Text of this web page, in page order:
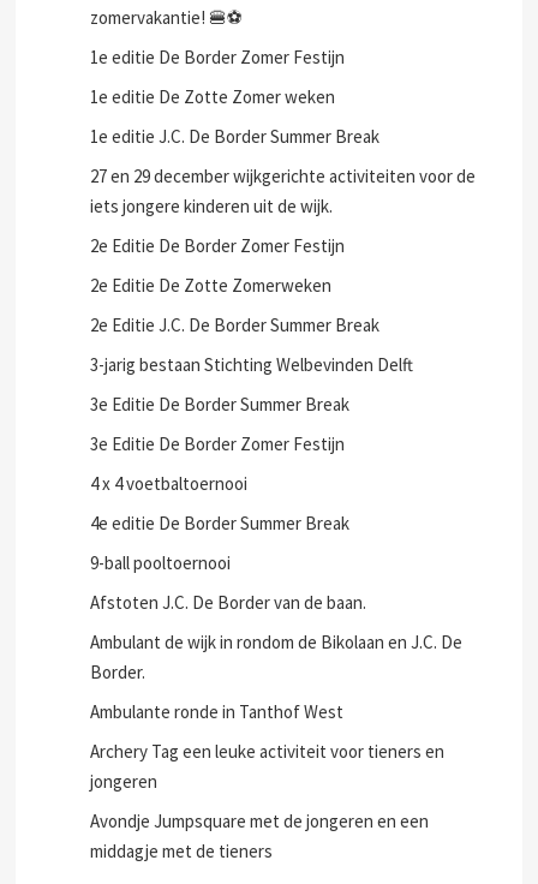
zomervakantie! 🍔⚽
1e editie De Border Zomer Festijn
1e editie De Zotte Zomer weken
1e editie J.C. De Border Summer Break
27 en 29 december wijkgerichte activiteiten voor de
iets jongere kinderen uit de wijk.
2e Editie De Border Zomer Festijn
2e Editie De Zotte Zomerweken
2e Editie J.C. De Border Summer Break
3-jarig bestaan Stichting Welbevinden Delft
3e Editie De Border Summer Break
3e Editie De Border Zomer Festijn
4 x 4 voetbaltoernooi
4e editie De Border Summer Break
9-ball pooltoernooi
Afstoten J.C. De Border van de baan.
Ambulant de wijk in rondom de Bikolaan en J.C. De
Border.
Ambulante ronde in Tanthof West
Archery Tag een leuke activiteit voor tieners en
jongeren
Avondje Jumpsquare met de jongeren en een
middagje met de tieners